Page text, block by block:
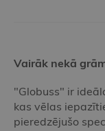
Vairāk nekā
"Globuss" ir
kas vēlas
pieredzējušo